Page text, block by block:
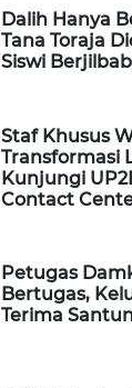
Dalih Hanya
Tana Toraja
Siswi Berjilbab
Staf Khusus
Transformasi
Kunjungi
Contact
Petugas
Bertugas,
Terima